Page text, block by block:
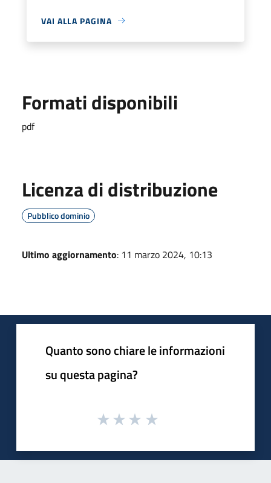
VAI ALLA PAGINA
Formati disponibili
pdf
Licenza di distribuzione
Pubblico dominio
Ultimo aggiornamento: 11 marzo 2024, 10:13
Quanto sono chiare le informazioni
su questa pagina?